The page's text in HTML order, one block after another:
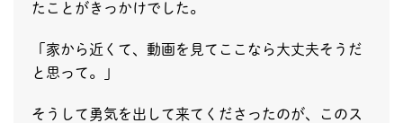
たことがきっかけでした。
「家から近くて、動画を見てここなら大丈夫そうだ
と思って。」
そうして勇気を出して来てくださったのが、このス